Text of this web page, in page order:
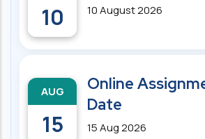
10 10 August 2026
AUG
15
Online
Date
15 Aug 2026